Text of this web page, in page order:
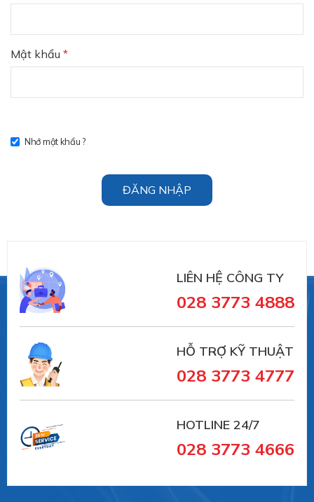
Mật khẩu *
Nhớ mật khẩu ?
ĐĂNG NHẬP
LIÊN HỆ CÔNG TY
028 3773 4888
HỖ TRỢ KỸ THUẬT
028 3773 4777
HOTLINE 24/7
028 3773 4666